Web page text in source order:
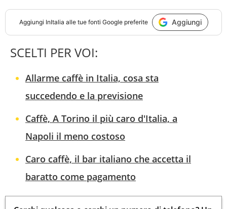
Aggiungi InItalia alle tue fonti Google preferite Aggiungi
SCELTI PER VOI:
Allarme caffè in Italia, cosa sta
succedendo e la previsione
Caffè, A Torino il più caro d'Italia, a
Napoli il meno costoso
Caro caffè, il bar italiano che accetta il
baratto come pagamento